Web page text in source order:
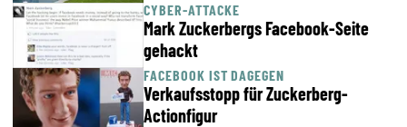
CYBER-ATTACKE
Mark Zuckerbergs Facebook-Seite
gehackt
FACEBOOK IST DAGEGEN
Verkaufsstopp für Zuckerberg-
Actionfigur